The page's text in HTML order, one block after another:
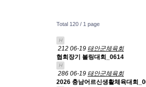
Total 120 / 1 page
H
212 06-19 태안군체육회
협회장기 볼링대회_0614
H
286 06-19 태안군체육회
2026 충남어르신생활체육대회